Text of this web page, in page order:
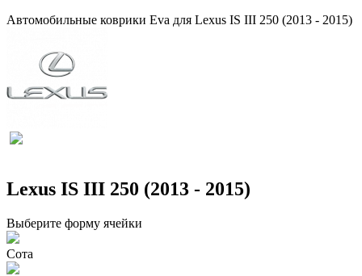
Автомобильные коврики Eva для Lexus IS III 250 (2013 - 2015)
Lexus IS III 250 (2013 - 2015)
Выберите форму ячейки
Сота